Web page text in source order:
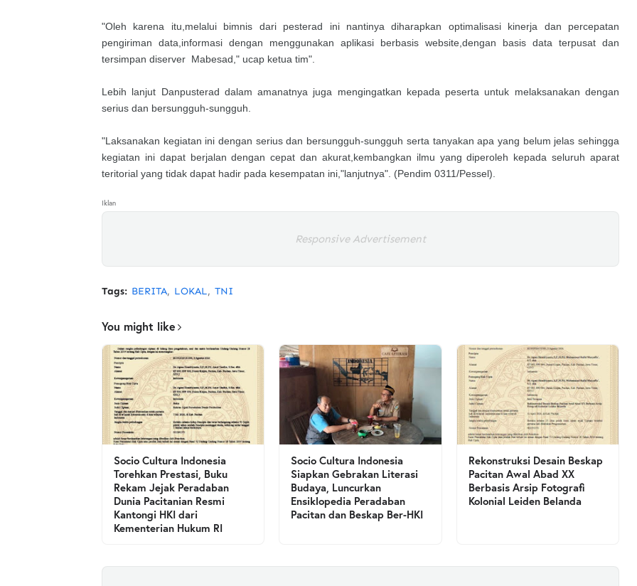
"Oleh karena itu,melalui bimnis dari pesterad ini nantinya diharapkan optimalisasi kinerja dan percepatan
pengiriman data,informasi dengan menggunakan aplikasi berbasis website,dengan basis data terpusat dan
tersimpan diserver Mabesad," ucap ketua tim".
Lebih lanjut Danpusterad dalam amanatnya juga mengingatkan kepada peserta untuk melaksanakan dengan
serius dan bersungguh-sungguh.
"Laksanakan kegiatan ini dengan serius dan bersungguh-sungguh serta tanyakan apa yang belum jelas sehingga
kegiatan ini dapat berjalan dengan cepat dan akurat,kembangkan ilmu yang diperoleh kepada seluruh aparat
teritorial yang tidak dapat hadir pada kesempatan ini,"lanjutnya". (Pendim 0311/Pessel).
Iklan
Responsive Advertisement
Tags: BERITA LOKAL TNI
You might like
Socio Cultura Indonesia
Torehkan Prestasi, Buku
Rekam Jejak Peradaban
Dunia Pacitanian Resmi
Kantongi HKI dari
Kementerian Hukum RI
Socio Cultura Indonesia
Siapkan Gebrakan Literasi
Budaya, Luncurkan
Ensiklopedia Peradaban
Pacitan dan Beskap Ber-HKI
Rekonstruksi Desain Beskap
Pacitan Awal Abad XX
Berbasis Arsip Fotografi
Kolonial Leiden Belanda